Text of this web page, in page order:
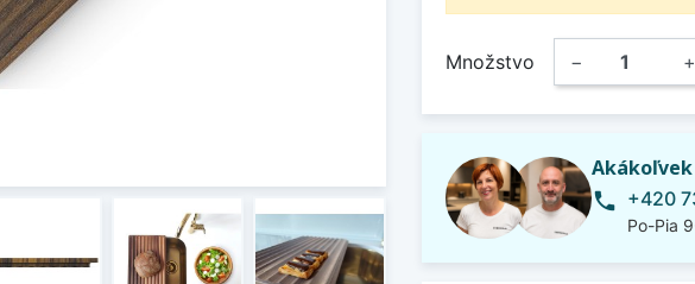
Množstvo − +
phone +420
Po-Pia